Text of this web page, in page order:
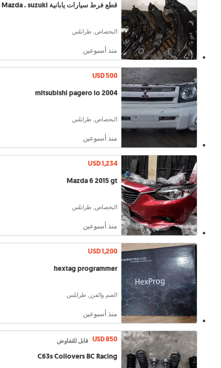
قطع فرط سيارات يابانية Mazda . suzuki .
البحصاص, طرابلس
منذ أسبوعين
USD 500
mitsubishi pagero io 2004
البحصاص, طرابلس
منذ أسبوعين
USD 1,234
Mazda 6 2015 gt
البحصاص, طرابلس
منذ أسبوعين
USD 1,200
hextag programmer
الضم والفرز, طرابلس
منذ أسبوعين
USD 850 قابل للتفاوض
C63s Coilovers BC Racing